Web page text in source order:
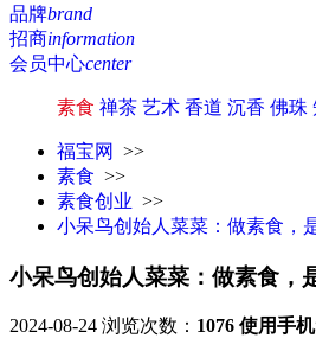
品牌brand
招商information
会员中心center
素食 禅茶 艺术 香道 沉香 佛珠
福宝网
>>
素食 >>
素食创业 >>
小呆鸟创始人菜菜：做素食，
小呆鸟创始人菜菜：做素食，
2024-08-24 浏览次数： 1076 使用手